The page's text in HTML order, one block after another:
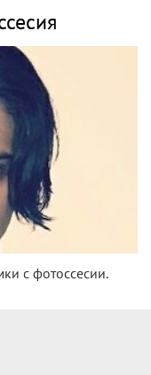
с фотоссесии.